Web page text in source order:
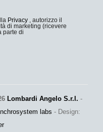
Privacy , autorizzo il
di marketing (ricevere
parte di
Lombardi Angelo S.r.l. -
labs - Design: